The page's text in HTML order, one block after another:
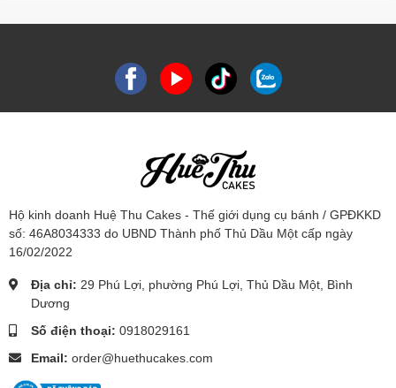
Hộ kinh doanh Huệ Thu Cakes - Thế giới dụng cụ bánh / GPĐKKD
số: 46A8034333 do UBND Thành phố Thủ Dầu Một cấp ngày
16/02/2022
Địa chỉ: 29 Phú Lợi, phường Phú Lợi, Thủ Dầu Một, Bình
Dương
Số điện thoại: 0918029161
Email: order@huethucakes.com